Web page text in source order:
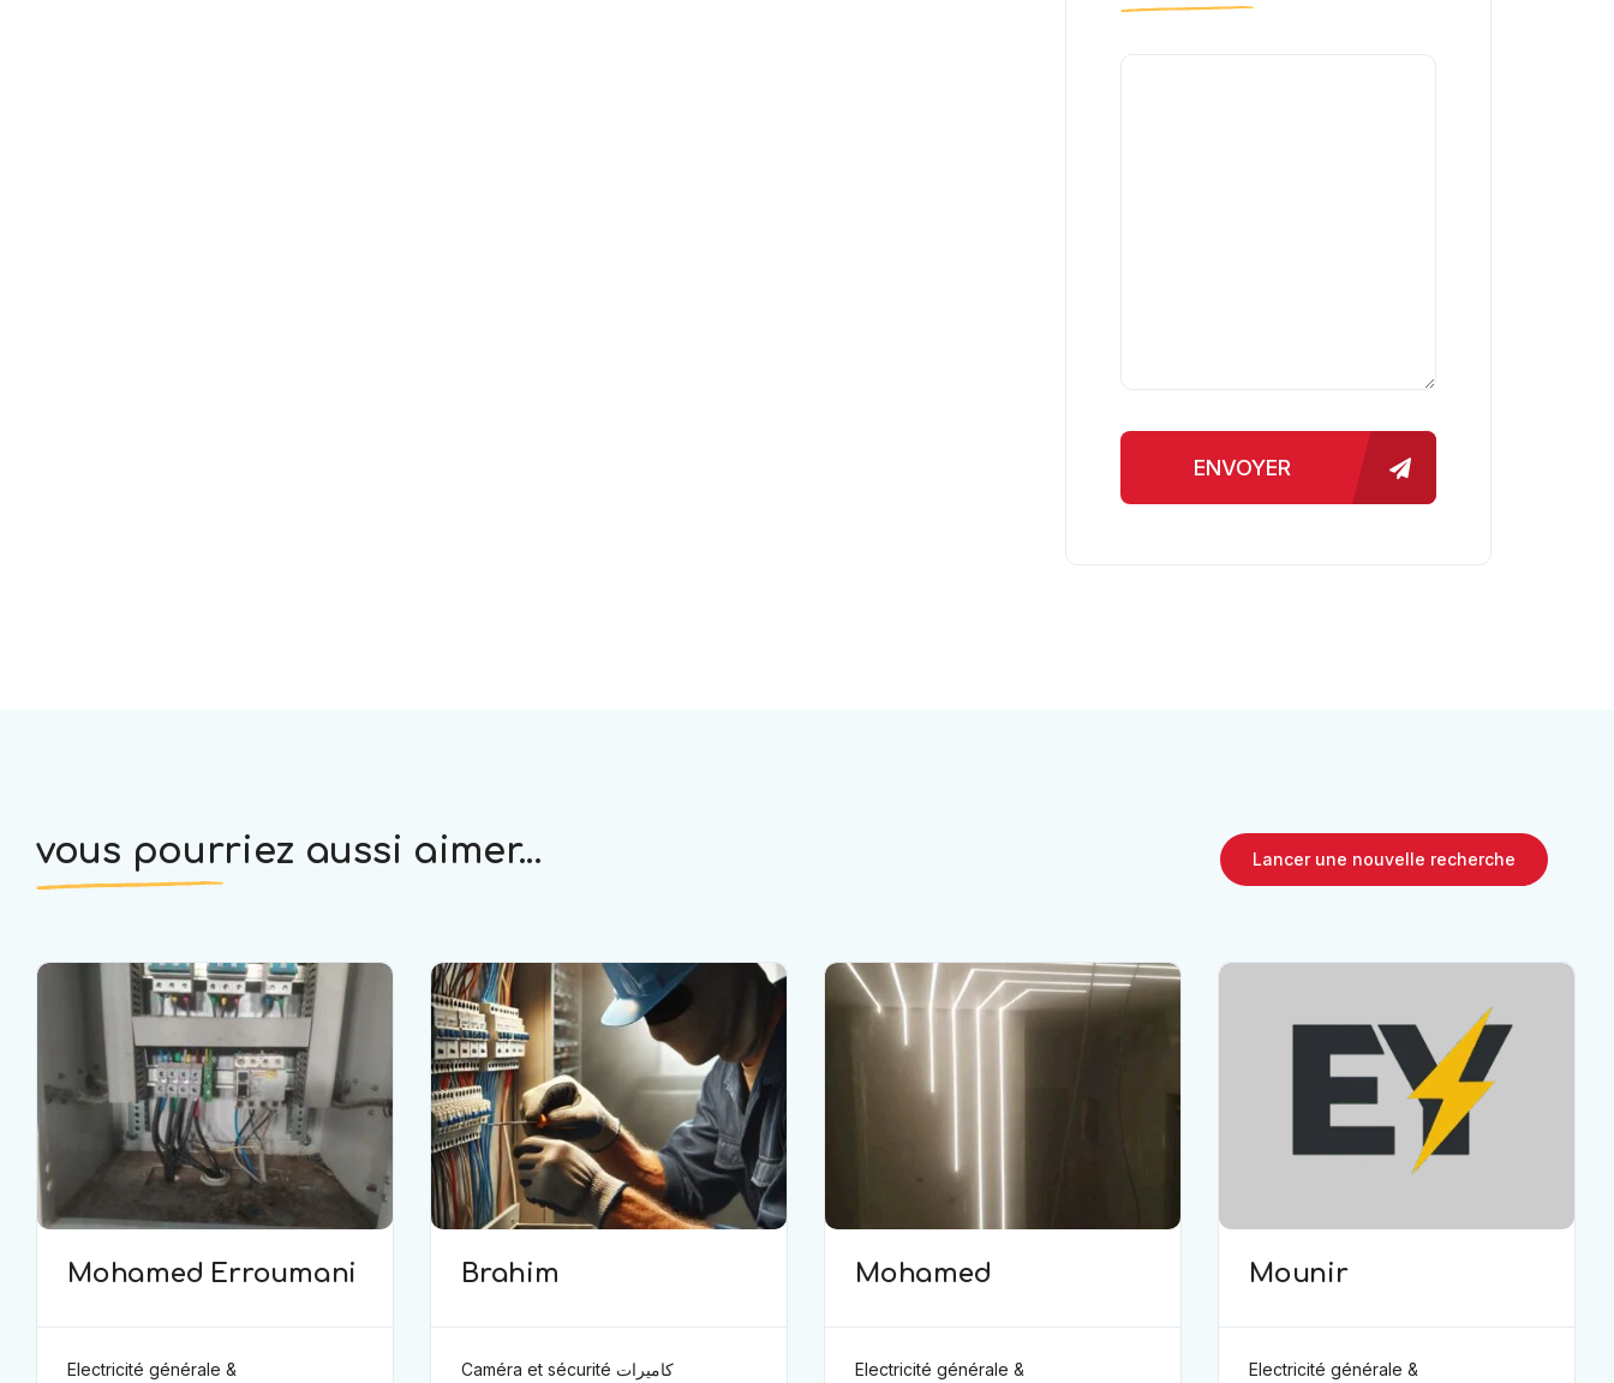
ENVOYER
vous pourriez aussi aimer... Lancer une nouvelle recherche
Mohamed Erroumani
Electricité générale &
Brahim
Caméra et sécurité كاميرات
Mohamed
Electricité générale &
Mounir
Electricité générale &